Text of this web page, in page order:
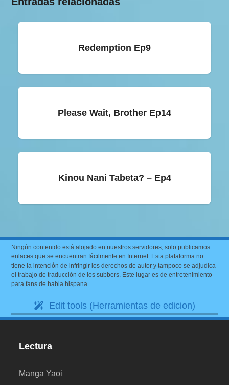
Redemption Ep9
Please Wait, Brother Ep14
Kinou Nani Tabeta? – Ep4
Ningún contenido está alojado en nuestros servidores, solo publicamos
enlaces que se encuentran fácilmente en Internet. Esta plataforma no
tiene la intención de infringir los derechos de autor y tampoco se adjudica
el trabajo de traducción de los subbers. Este lugar es de entretenimiento
para fans de habla hispana.
Edit tools (Herramientas de edicion)
Lectura
Manga Yaoi